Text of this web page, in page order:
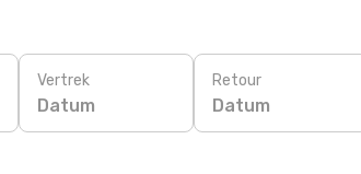
Vertrek
Datum
Retour
Datum